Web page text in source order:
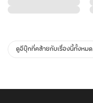
ดูอีบุ๊กที่คล้ายกับเรื่องนี้ทั้งหมด